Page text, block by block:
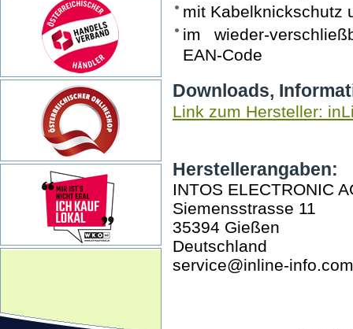
mit Kabelknickschutz
im wieder-
EAN-Code
Downloads,
Link zum Hersteller:
Herstellerangaben:
INTOS ELECTRONIC
Siemensstrasse 11
35394 Gießen
Deutschland
service@inline-info.com